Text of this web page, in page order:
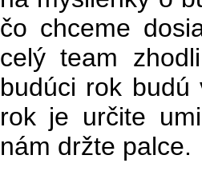
čo chceme
celý team
budúci rok budú
rok je určite
nám držte palce.